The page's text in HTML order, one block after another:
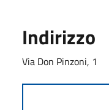
Indirizzo
Via Don Pinzoni, 1